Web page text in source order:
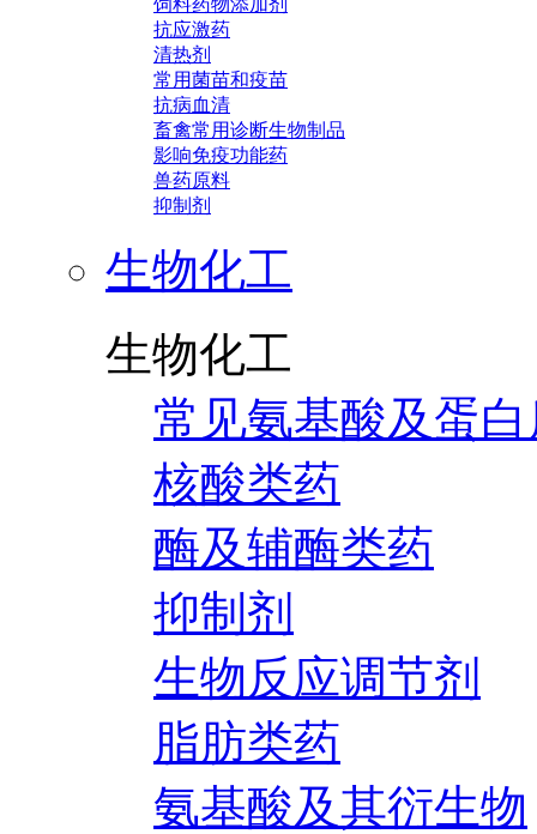
饲料药物添加剂
抗应激药
清热剂
常用菌苗和疫苗
抗病血清
畜禽常用诊断生物制品
影响免疫功能药
兽药原料
抑制剂
生物化工
生物化工
常见氨基酸及蛋
核酸类药
酶及辅酶类药
抑制剂
生物反应调节剂
脂肪类药
氨基酸及其衍生物